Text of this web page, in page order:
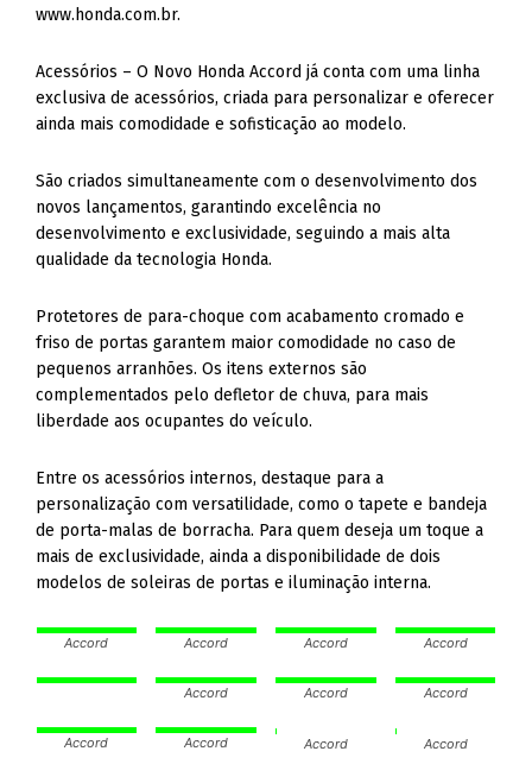
www.honda.com.br.
Acessórios – O Novo Honda Accord já conta com uma linha
exclusiva de acessórios, criada para personalizar e oferecer
ainda mais comodidade e sofisticação ao modelo.
São criados simultaneamente com o desenvolvimento dos
novos lançamentos, garantindo excelência no
desenvolvimento e exclusividade, seguindo a mais alta
qualidade da tecnologia Honda.
Protetores de para-choque com acabamento cromado e
friso de portas garantem maior comodidade no caso de
pequenos arranhões. Os itens externos são
complementados pelo defletor de chuva, para mais
liberdade aos ocupantes do veículo.
Entre os acessórios internos, destaque para a
personalização com versatilidade, como o tapete e bandeja
de porta-malas de borracha. Para quem deseja um toque a
mais de exclusividade, ainda a disponibilidade de dois
modelos de soleiras de portas e iluminação interna.
Accord Accord Accord Accord
Accord Accord Accord
Accord Accord Accord Accord